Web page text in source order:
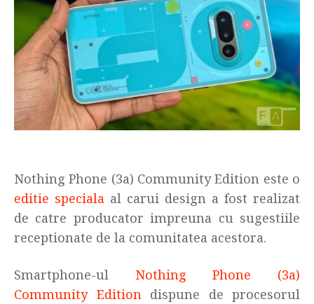
Nothing Phone (3a) Community Edition este o
editie speciala al carui design a fost realizat
de catre producator impreuna cu sugestiile
receptionate de la comunitatea acestora.
Smartphone-ul Nothing Phone (3a)
Community Edition dispune de procesorul